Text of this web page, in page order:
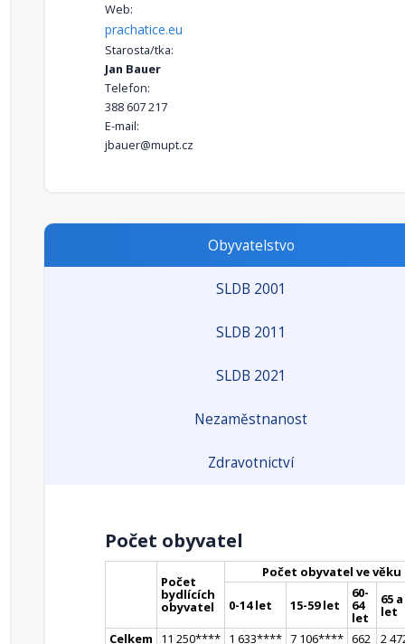
Web:
prachatice.eu
Starosta/tka:
Jan Bauer
Telefon:
388 607 217
E-mail:
jbauer@mupt.cz
Obyvatelstvo
SLDB 2001
SLDB 2011
SLDB 2021
Nezaměstnanost
Zdravotnictví
Počet obyvatel
Počet
bydlících
obyvatel
Počet obyvatel ve věku
0-14 let 15-59 let
60-
64
let
65
let
Celkem
11 250**** 1 633**** 7 106**** 662 2